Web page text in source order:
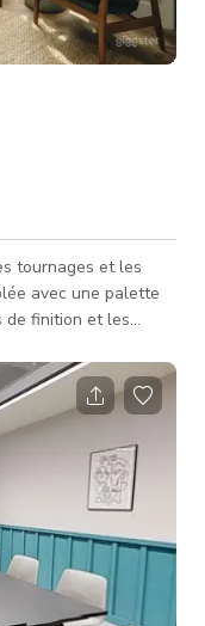
tournages et les
avec une palette
de finition et les
et apaisante
en mouvement
meublé avec des
originales. La